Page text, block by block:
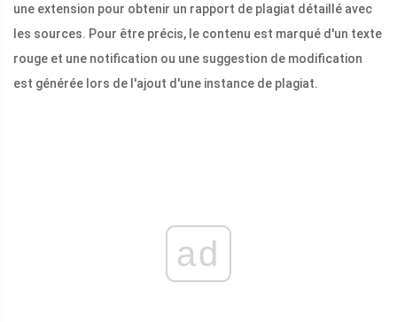
une extension pour obtenir un rapport de plagiat détaillé avec
les sources. Pour être précis, le contenu est marqué d'un texte
rouge et une notification ou une suggestion de modification
est générée lors de l'ajout d'une instance de plagiat.
ad